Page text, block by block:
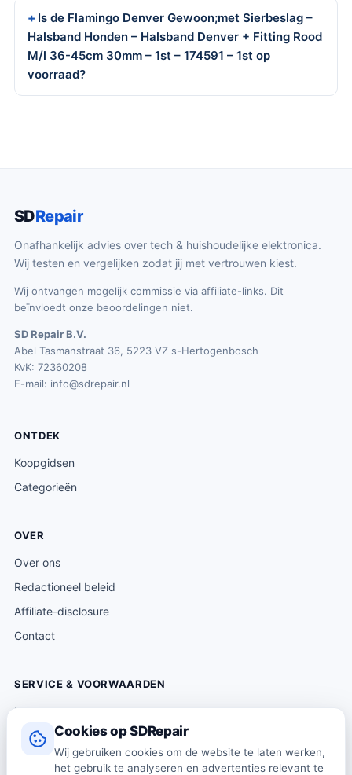
Cookies op SDRepair
Wij gebruiken cookies om de website te laten werken,
het gebruik te analyseren en advertenties relevant te
Is de Flamingo Denver Gewoon;met Sierbeslag –
Halsband Honden – Halsband Denver + Fitting Rood
M/l 36-45cm 30mm – 1st – 174591 – 1st op
voorraad?
SDRepair
Onafhankelijk advies over tech & huishoudelijke elektronica.
Wij testen en vergelijken zodat jij met vertrouwen kiest.
Wij ontvangen mogelijk commissie via affiliate-links. Dit
beïnvloedt onze beoordelingen niet.
SD Repair B.V.
Abel Tasmanstraat 36, 5223 VZ s-Hertogenbosch
KvK: 72360208
E-mail: info@sdrepair.nl
ONTDEK
Koopgidsen
Categorieën
OVER
Over ons
Redactioneel beleid
Affiliate-disclosure
Contact
SERVICE & VOORWAARDEN
Klantenservice
Verzending & levering
Retourneren